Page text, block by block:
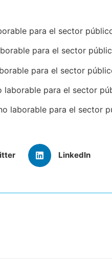
para el sector
para el sector
para el sector
laborable para el sector
laborable para el sector
LinkedIn